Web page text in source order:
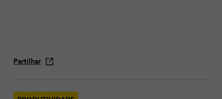
Partilhar